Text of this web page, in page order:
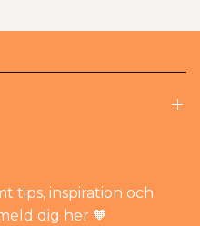
tips, inspiration och
dig her 🧡